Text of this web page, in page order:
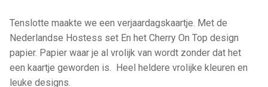
Tenslotte maakte we een verjaardagskaartje. Met de
Nederlandse Hostess set En het Cherry On Top design
papier. Papier waar je al vrolijk van wordt zonder dat het
een kaartje geworden is. Heel heldere vrolijke kleuren en
leuke designs.